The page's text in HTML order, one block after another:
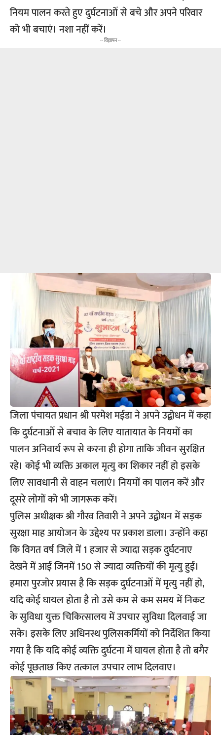
नियम पालन करते हुए दुर्घटनाओं से बचे और अपने परिवार
को भी बचाएं। नशा नहीं करें।
-- विज्ञापन --
जिला पंचायत प्रधान श्री परमेश मईडा ने अपने उद्बोधन में कहा
कि दुर्घटनाओं से बचाव के लिए यातायात के नियमों का
पालन अनिवार्य रूप से करना ही होगा ताकि जीवन सुरक्षित
रहे। कोई भी व्यक्ति अकाल मृत्यु का शिकार नहीं हो इसके
लिए सावधानी से वाहन चलाएं। नियमों का पालन करें और
दूसरे लोगों को भी जागरूक करें।
पुलिस अधीक्षक श्री गौरव तिवारी ने अपने उद्बोधन में सड़क
सुरक्षा माह आयोजन के उद्देश्य पर प्रकाश डाला। उन्होंने कहा
कि विगत वर्ष जिले में 1 हजार से ज्यादा सड़क दुर्घटनाए
देखने में आई जिनमें 150 से ज्यादा व्यक्तियों की मृत्यु हुई।
हमारा पुरजोर प्रयास है कि सड़क दुर्घटनाओं में मृत्यु नहीं हो,
यदि कोई घायल होता है तो उसे कम से कम समय में निकट
के सुविधा युक्त चिकित्सालय में उपचार सुविधा दिलवाई जा
सके। इसके लिए अधिनस्थ पुलिसकर्मियों को निर्देशित किया
गया है कि यदि कोई व्यक्ति दुर्घटना में घायल होता है तो बगैर
कोई पूछताछ किए तत्काल उपचार लाभ दिलवाए।